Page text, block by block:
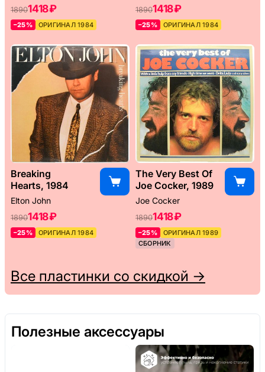
18901418 ₽
–25% ОРИГИНАЛ 1984
18901418 ₽
–25% ОРИГИНАЛ 1984
Breaking
Hearts, 1984
Elton John
18901418 ₽
–25% ОРИГИНАЛ 1984
The Very Best Of
Joe Cocker, 1989
Joe Cocker
18901418 ₽
–25%
ОРИГИНАЛ 1989
СБОРНИК
Все пластинки со скидкой →
Полезные аксессуары